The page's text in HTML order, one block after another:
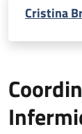
Cristina